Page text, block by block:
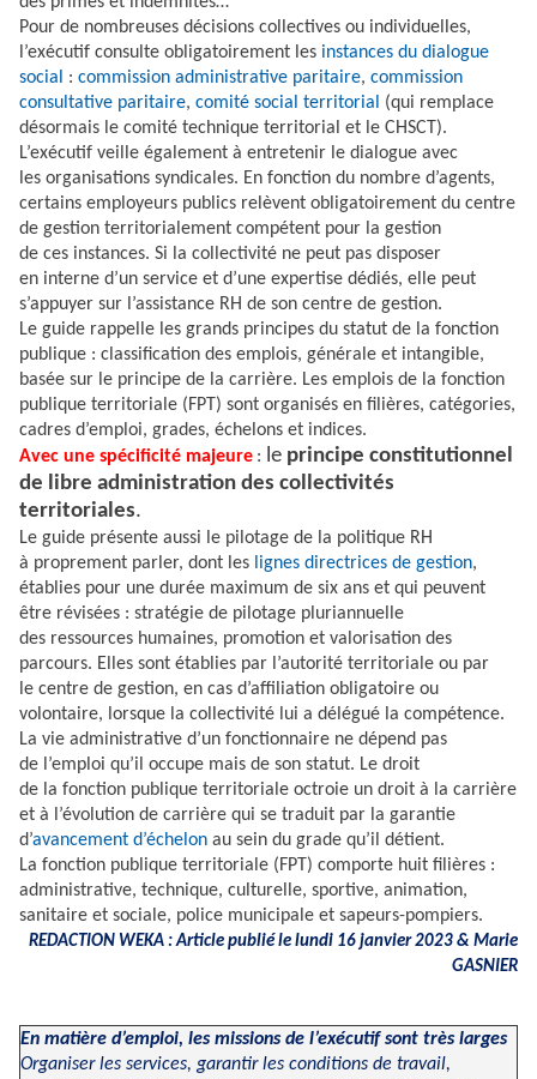
Pour de nombreuses décisions collectives ou individuelles,
l’exécutif consulte obligatoirement les instances du dialogue
social : commission administrative paritaire, commission
consultative paritaire, comité social territorial (qui remplace
désormais le comité technique territorial et le CHSCT).
L’exécutif veille également à entretenir le dialogue avec
les organisations syndicales. En fonction du nombre d’agents,
certains employeurs publics relèvent obligatoirement du centre
de gestion territorialement compétent pour la gestion
de ces instances. Si la collectivité ne peut pas disposer
en interne d’un service et d’une expertise dédiés, elle peut
s’appuyer sur l’assistance RH de son centre de gestion.
Le guide rappelle les grands principes du statut de la fonction
publique : classification des emplois, générale et intangible,
basée sur le principe de la carrière. Les emplois de la fonction
publique territoriale (FPT) sont organisés en filières, catégories,
cadres d’emploi, grades, échelons et indices.
Avec une spécificité majeure : le principe constitutionnel
de libre administration des collectivités
territoriales.
Le guide présente aussi le pilotage de la politique RH
à proprement parler, dont les lignes directrices de gestion,
établies pour une durée maximum de six ans et qui peuvent
être révisées : stratégie de pilotage pluriannuelle
des ressources humaines, promotion et valorisation des
parcours. Elles sont établies par l’autorité territoriale ou par
le centre de gestion, en cas d’affiliation obligatoire ou
volontaire, lorsque la collectivité lui a délégué la compétence.
La vie administrative d’un fonctionnaire ne dépend pas
de l’emploi qu’il occupe mais de son statut. Le droit
de la fonction publique territoriale octroie un droit à la carrière
et à l’évolution de carrière qui se traduit par la garantie
d’avancement d’échelon au sein du grade qu’il détient.
La fonction publique territoriale (FPT) comporte huit filières :
administrative, technique, culturelle, sportive, animation,
sanitaire et sociale, police municipale et sapeurs-pompiers.
REDACTION WEKA : Article publié le lundi 16 janvier 2023 & Marie
GASNIER
En matière d’emploi, les missions de l’exécutif sont très larges
Organiser les services, garantir les conditions de travail,